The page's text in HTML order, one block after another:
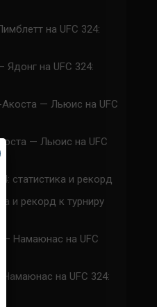
на UFC 324:
Ядонг на UFC 324:
— Льюис на UFC
— Льюис на UFC
статистика и рекорд
и рекорд к турниру
— Намаюнас на UFC
на UFC 324: